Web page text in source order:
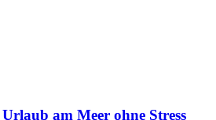
am Meer ohne Stress